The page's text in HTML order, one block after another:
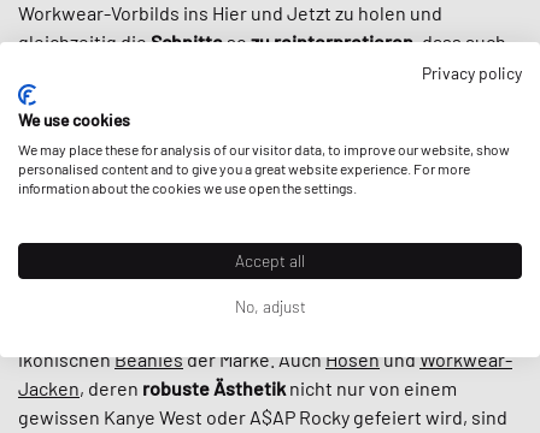
Workwear-Vorbilds ins Hier und Jetzt zu holen und
gleichzeitig dieSchnittesozu reinterpretieren, dass auch
Streetwear-Aficionados auf ihre Kosten kommen.
Dank ihrer Robustheit, einer zeitlosen Farbpalette und
ausgewählten Kollaborationen
oder Converse ist die Kleidung von Carhartt WIP
heutzutagenicht mehr aus der Streetwear-Szene
als die die Kultur Carhartt erstmals für sich entdeckte.
Bei BSTN findest du alle Klassiker von Carhartt WIP: Von
ikonischenBeaniesder Marke. AuchHosenundWorkwear-
Jacken, deren robusteÄsthetik nicht nur von einem
gewissen Kanye West oder A$AP Rocky gefeiert wird, sind
Privacy policy
We use cookies
We may place these for analysis of our visitor data, to improve our website, show
personalised content and to give you a great website experience. For more
information about the cookies we use open the settings.
Accept all
No, adjust